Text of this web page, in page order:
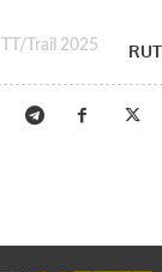
TT/Trail 2025